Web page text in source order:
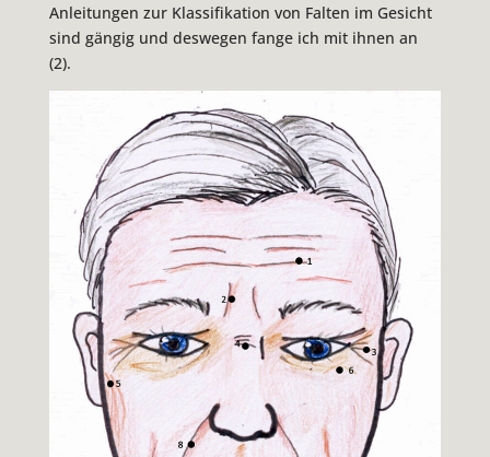
Anleitungen zur Klassifikation von Falten im Gesicht
sind gängig und deswegen fange ich mit ihnen an
(2).